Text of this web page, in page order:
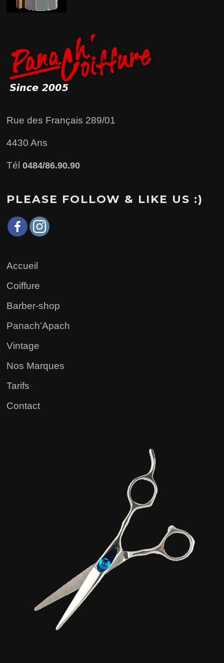
Rue des Français 289/01
4430 Ans
Tél0484/86.90.90
PLEASE FOLLOW & LIKE US :)
Accueil
Coiffure
Barber-shop
Panach’Apach
Vintage
Nos Marques
Tarifs
Contact